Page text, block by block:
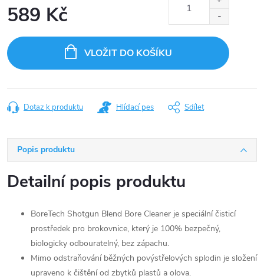
589 Kč
cena:
VLOŽIT DO KOŠÍKU
Dotaz k produktu Hlídací pes Sdílet
Popis produktu
Detailní popis produktu
BoreTech Shotgun Blend Bore Cleaner je speciální čisticí
prostředek pro brokovnice, který je 100% bezpečný,
biologicky odbouratelný, bez zápachu.
Mimo odstraňování běžných povýstřelových splodin je složení
upraveno k čištění od zbytků plastů a olova.